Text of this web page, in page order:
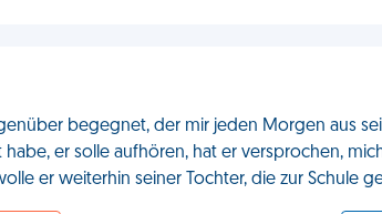
begegnet, der mir jeden Morgen aus
er solle aufhören, hat er versprochen,
er weiterhin seiner Tochter, die zur Schule